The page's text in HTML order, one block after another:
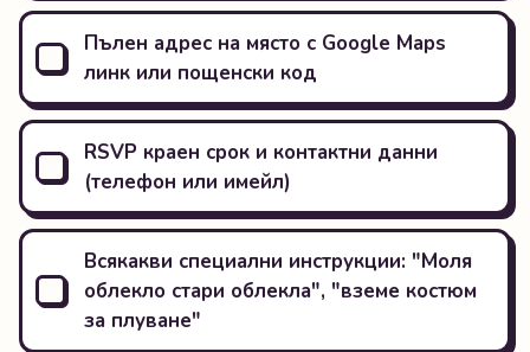
Пълен адрес на място с Google Maps
линк или пощенски код
RSVP краен срок и контактни данни
(телефон или имейл)
Всякакви специални инструкции: "Моля
облеклo стари облекла", "вземе костюм
за плуване"